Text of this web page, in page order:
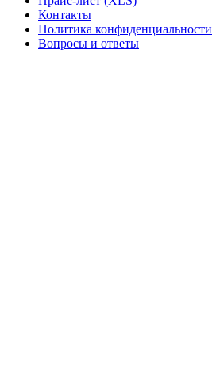
Контакты
Политика конфиденциальности
Вопросы и ответы